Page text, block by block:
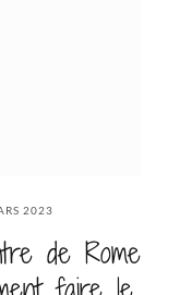
2023
de Rome